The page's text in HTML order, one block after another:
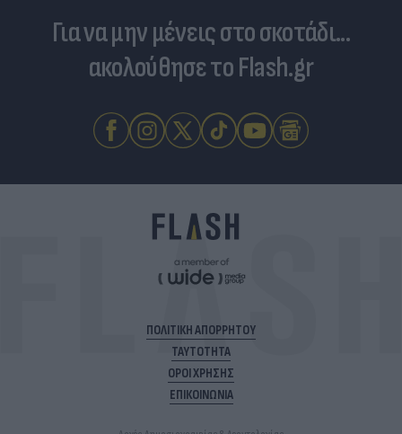
Για να μην μένεις στο σκοτάδι...
ακολούθησε το Flash.gr
ΠΟΛΙΤΙΚΗ ΑΠΟΡΡΗΤΟΥ
ΤΑΥΤΟΤΗΤΑ
ΟΡΟΙ ΧΡΗΣΗΣ
ΕΠΙΚΟΙΝΩΝΙΑ